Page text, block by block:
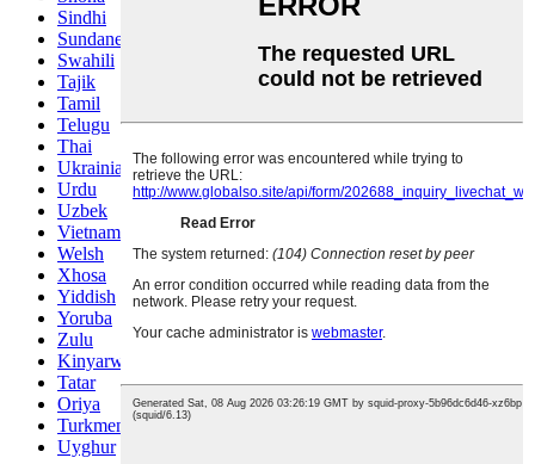
Sindhi
Sundanese
Swahili
Tajik
Tamil
Telugu
Thai
Ukrainian
Urdu
Uzbek
Vietnamese
Welsh
Xhosa
Yiddish
Yoruba
Zulu
Kinyarwanda
Tatar
Oriya
Turkmen
Uyghur